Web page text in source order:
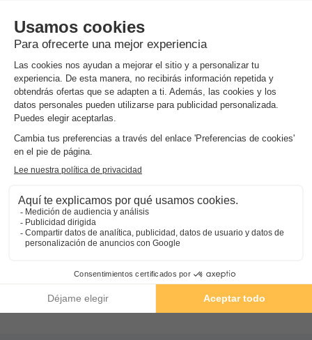
INFORMACIÓN GENERAL
Fecha y horario de apertura
Abierto de 1 abril a 1 noviembre
Información práctica
Coche recomendado
Número de parcelas en el camping:
Número de alojamientos en el camping :
NRA:
Zonaacuática
Tipo de piscina, horario de apertura
(los importes indicados pueden variar durante la temporada y son meramente